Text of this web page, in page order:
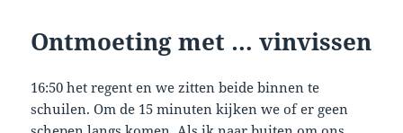
Ontmoeting met … vinvissen
16:50 het regent en we zitten beide binnen te
schuilen. Om de 15 minuten kijken we of er geen